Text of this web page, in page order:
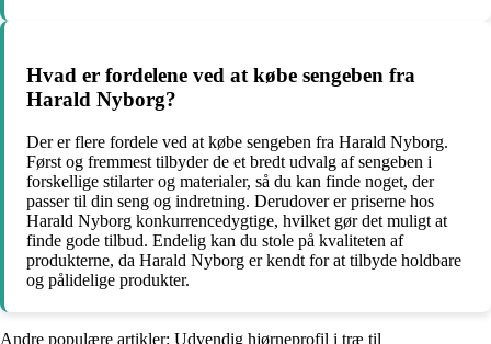
Hvad er fordelene ved at købe sengeben fra
Harald Nyborg?
Der er flere fordele ved at købe sengeben fra Harald Nyborg.
Først og fremmest tilbyder de et bredt udvalg af sengeben i
forskellige stilarter og materialer, så du kan finde noget, der
passer til din seng og indretning. Derudover er priserne hos
Harald Nyborg konkurrencedygtige, hvilket gør det muligt at
finde gode tilbud. Endelig kan du stole på kvaliteten af
produkterne, da Harald Nyborg er kendt for at tilbyde holdbare
og pålidelige produkter.
Andre populære artikler: Udvendig hjørneprofil i træ til